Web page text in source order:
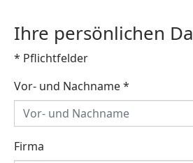
Ihre persönlichen
* Pflichtfelder
Vor- und Nachname*
Firma